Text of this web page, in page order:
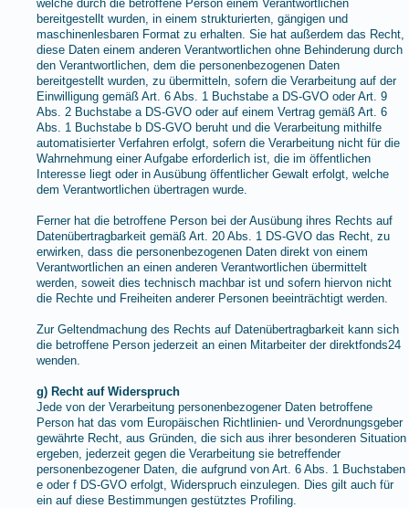
welche durch die betroffene Person einem Verantwortlichen
bereitgestellt wurden, in einem strukturierten, gängigen und
maschinenlesbaren Format zu erhalten. Sie hat außerdem das Recht,
diese Daten einem anderen Verantwortlichen ohne Behinderung durch
den Verantwortlichen, dem die personenbezogenen Daten
bereitgestellt wurden, zu übermitteln, sofern die Verarbeitung auf der
Einwilligung gemäß Art. 6 Abs. 1 Buchstabe a DS-GVO oder Art. 9
Abs. 2 Buchstabe a DS-GVO oder auf einem Vertrag gemäß Art. 6
Abs. 1 Buchstabe b DS-GVO beruht und die Verarbeitung mithilfe
automatisierter Verfahren erfolgt, sofern die Verarbeitung nicht für die
Wahrnehmung einer Aufgabe erforderlich ist, die im öffentlichen
Interesse liegt oder in Ausübung öffentlicher Gewalt erfolgt, welche
dem Verantwortlichen übertragen wurde.
Ferner hat die betroffene Person bei der Ausübung ihres Rechts auf
Datenübertragbarkeit gemäß Art. 20 Abs. 1 DS-GVO das Recht, zu
erwirken, dass die personenbezogenen Daten direkt von einem
Verantwortlichen an einen anderen Verantwortlichen übermittelt
werden, soweit dies technisch machbar ist und sofern hiervon nicht
die Rechte und Freiheiten anderer Personen beeinträchtigt werden.
Zur Geltendmachung des Rechts auf Datenübertragbarkeit kann sich
die betroffene Person jederzeit an einen Mitarbeiter der direktfonds24
wenden.
g) Recht auf Widerspruch
Jede von der Verarbeitung personenbezogener Daten betroffene
Person hat das vom Europäischen Richtlinien- und Verordnungsgeber
gewährte Recht, aus Gründen, die sich aus ihrer besonderen Situation
ergeben, jederzeit gegen die Verarbeitung sie betreffender
personenbezogener Daten, die aufgrund von Art. 6 Abs. 1 Buchstaben
e oder f DS-GVO erfolgt, Widerspruch einzulegen. Dies gilt auch für
ein auf diese Bestimmungen gestütztes Profiling.